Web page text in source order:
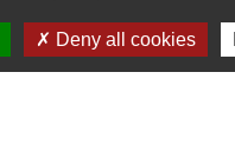
de nos gestes
l'EureDeny all cookies